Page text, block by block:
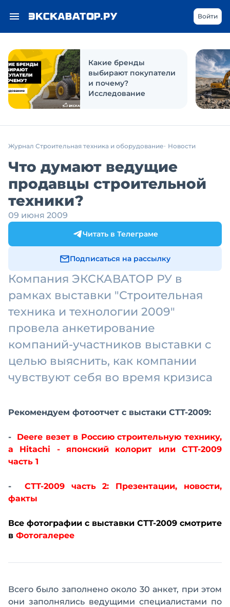
Войти
Какие бренды
выбирают покупатели
и почему?
Исследование
Журнал Строительная техника и оборудование Новости
Что думают ведущие
продавцы строительной
техники?
09 июня 2009
Читать в Телеграме
Подписаться на рассылку
Компания ЭКСКАВАТОР РУ в
рамках выставки "Строительная
техника и технологии 2009"
провела анкетирование
компаний-участников выставки с
целью выяснить, как компании
чувствуют себя во время кризиса
Рекомендуем фотоотчет с выстаки СТТ-2009:
- Deere везет в Россию строительную технику,
а Hitachi - японский колорит или CТТ-2009
часть 1
- СТТ-2009 часть 2: Презентации, новости,
факты
Все фотографии с выставки СТТ-2009 смотрите
в Фотогалерее
Всего было заполнено около 30 анкет, при этом
они заполнялись ведущими специалистами по